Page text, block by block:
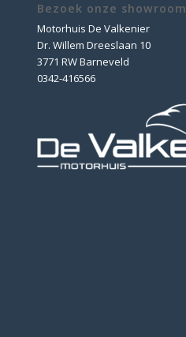
Bezoek onze showroom
Motorhuis De Valkenier
Dr. Willem Dreeslaan 10
3771 RW Barneveld
0342-416566